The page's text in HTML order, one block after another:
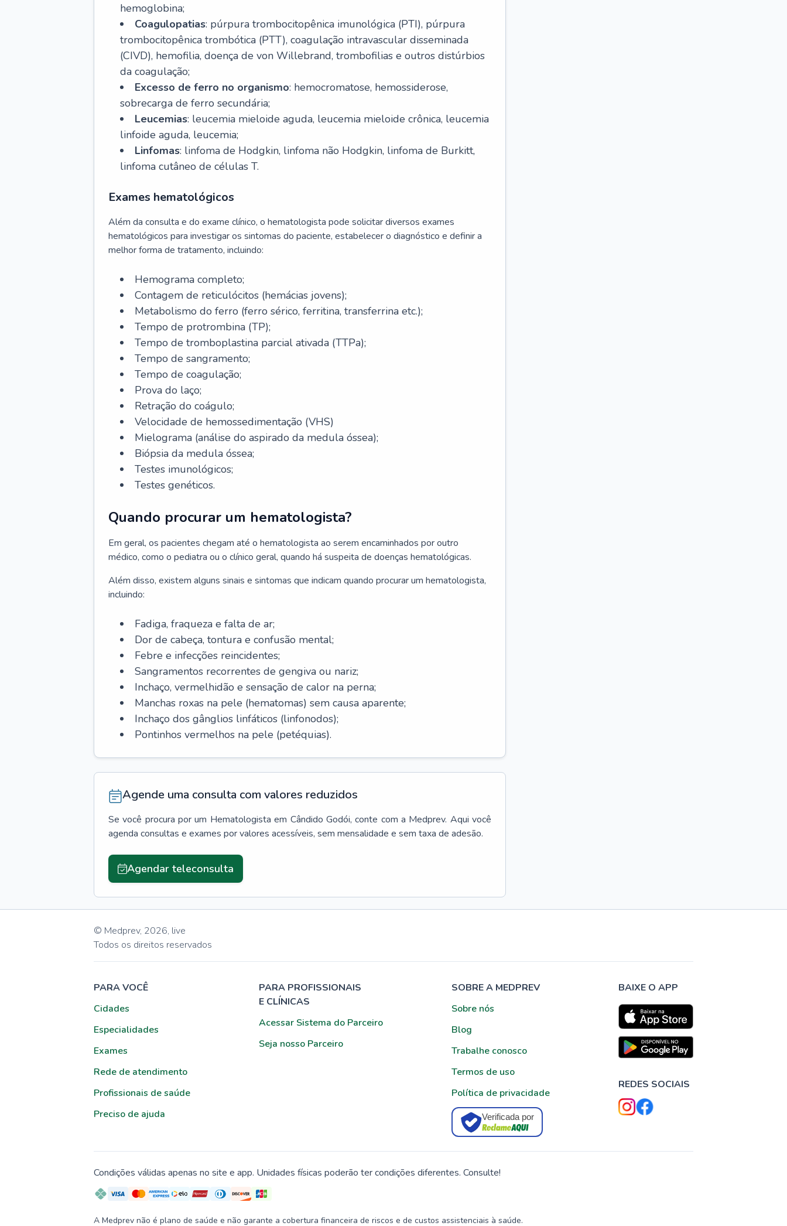
hemoglobina;
Coagulopatias: púrpura trombocitopênica imunológica (PTI), púrpura
trombocitopênica trombótica (PTT), coagulação intravascular disseminada
(CIVD), hemofilia, doença de von Willebrand, trombofilias e outros distúrbios
da coagulação;
Excesso de ferro no organismo: hemocromatose, hemossiderose,
sobrecarga de ferro secundária;
Leucemias: leucemia mieloide aguda, leucemia mieloide crônica, leucemia
linfoide aguda, leucemia;
Linfomas: linfoma de Hodgkin, linfoma não Hodgkin, linfoma de Burkitt,
linfoma cutâneo de células T.
Exames hematológicos
Além da consulta e do exame clínico, o hematologista pode solicitar diversos exames
hematológicos para investigar os sintomas do paciente, estabelecer o diagnóstico e definir a
melhor forma de tratamento, incluindo:
Hemograma completo;
Contagem de reticulócitos (hemácias jovens);
Metabolismo do ferro (ferro sérico, ferritina, transferrina etc.);
Tempo de protrombina (TP);
Tempo de tromboplastina parcial ativada (TTPa);
Tempo de sangramento;
Tempo de coagulação;
Prova do laço;
Retração do coágulo;
Velocidade de hemossedimentação (VHS)
Mielograma (análise do aspirado da medula óssea);
Biópsia da medula óssea;
Testes imunológicos;
Testes genéticos.
Quando procurar um hematologista?
Em geral, os pacientes chegam até o hematologista ao serem encaminhados por outro
médico, como o pediatra ou o clínico geral, quando há suspeita de doenças hematológicas.
Além disso, existem alguns sinais e sintomas que indicam quando procurar um hematologista,
incluindo:
Fadiga, fraqueza e falta de ar;
Dor de cabeça, tontura e confusão mental;
Febre e infecções reincidentes;
Sangramentos recorrentes de gengiva ou nariz;
Inchaço, vermelhidão e sensação de calor na perna;
Manchas roxas na pele (hematomas) sem causa aparente;
Inchaço dos gânglios linfáticos (linfonodos);
Pontinhos vermelhos na pele (petéquias).
Agende uma consulta com valores reduzidos
Se você procura por um Hematologista em Cândido Godói, conte com a Medprev. Aqui você
agenda consultas e exames por valores acessíveis, sem mensalidade e sem taxa de adesão.
Agendar teleconsulta
© Medprev, 2026, live
Todos os direitos reservados
PARA VOCÊ
Cidades
Especialidades
Exames
Rede de atendimento
Profissionais de saúde
Preciso de ajuda
PARA PROFISSIONAIS
E CLÍNICAS
Acessar Sistema do Parceiro
Seja nosso Parceiro
SOBRE A MEDPREV
Sobre nós
Blog
Trabalhe conosco
Termos de uso
Política de privacidade
Verificada por
BAIXE O APP
REDES SOCIAIS
Condições válidas apenas no site e app. Unidades físicas poderão ter condições diferentes. Consulte!
A Medprev não é plano de saúde e não garante a cobertura financeira de riscos e de custos assistenciais à saúde.